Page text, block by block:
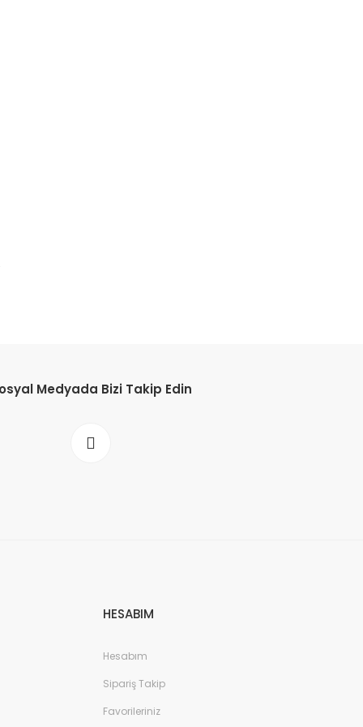
Medyada Bizi Takip Edin
HESABIM
Hesabım
Sipariş Takip
Favorileriniz